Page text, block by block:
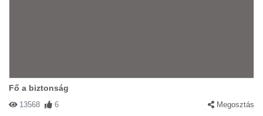
Fő a biztonság
13568 6 Megosztás